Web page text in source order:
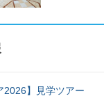
2026】見学ツアー